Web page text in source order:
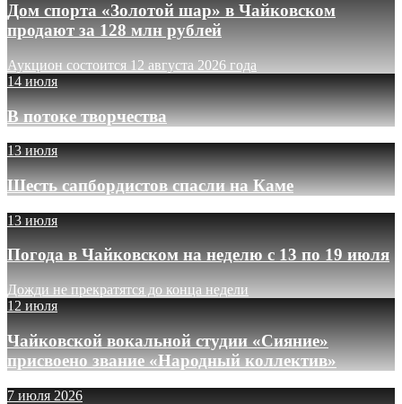
Дом спорта «Золотой шар» в Чайковском
продают за 128 млн рублей
Аукцион состоится 12 августа 2026 года
14 июля
В потоке творчества
13 июля
Шесть сапбордистов спасли на Каме
13 июля
Погода в Чайковском на неделю с 13 по 19 июля
Дожди не прекратятся до конца недели
12 июля
Чайковской вокальной студии «Сияние»
присвоено звание «Народный коллектив»
7 июля 2026